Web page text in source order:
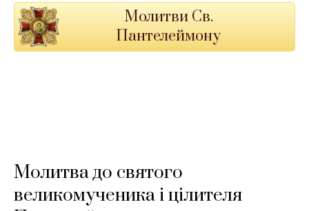
Молитви Св.
Пантелеймону
Молитва до святого
великомученика і цілителя